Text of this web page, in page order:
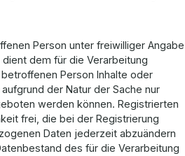
Person unter freiwilliger Angabe
dem für die Verarbeitung
Person Inhalte oder
der Natur der Sache nur
werden können. Registrierten
frei, die bei der Registrierung
Daten jederzeit abzuändern
des für die Verarbeitung